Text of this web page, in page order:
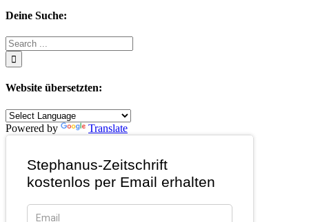
Deine Suche:
Search
for:
Website übersetzten:
Powered by Translate